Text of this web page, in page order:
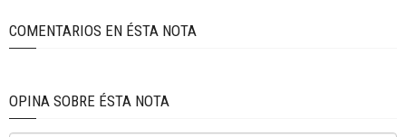
COMENTARIOS EN ÉSTA NOTA
OPINA SOBRE ÉSTA NOTA